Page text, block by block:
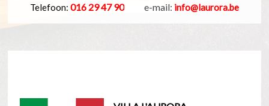
Telefoon: 016 29 47 90_____ e-mail: info@laurora.be